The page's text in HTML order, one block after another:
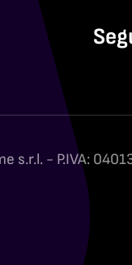
s.r.l. - P.IVA: